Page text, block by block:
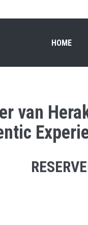
HOME
van